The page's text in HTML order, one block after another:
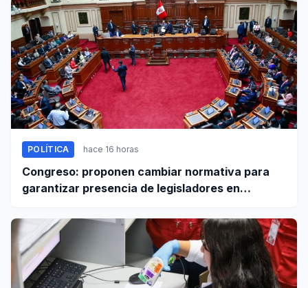
POLÍTICA hace 16 horas
Congreso: proponen cambiar normativa para
garantizar presencia de legisladores en